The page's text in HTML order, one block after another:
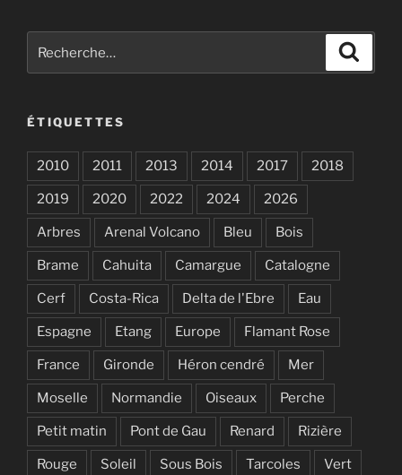
ÉTIQUETTES
2010 2011 2013 2014 2017 2018
2019 2020 2022 2024 2026
Arbres Arenal Volcano Bleu Bois
Brame Cahuita Camargue Catalogne
Cerf Costa-Rica Delta de l'Ebre Eau
Espagne Etang Europe Flamant Rose
France Gironde Héron cendré Mer
Moselle Normandie Oiseaux Perche
Petit matin Pont de Gau Renard Rizière
Rouge Soleil Sous Bois Tarcoles Vert